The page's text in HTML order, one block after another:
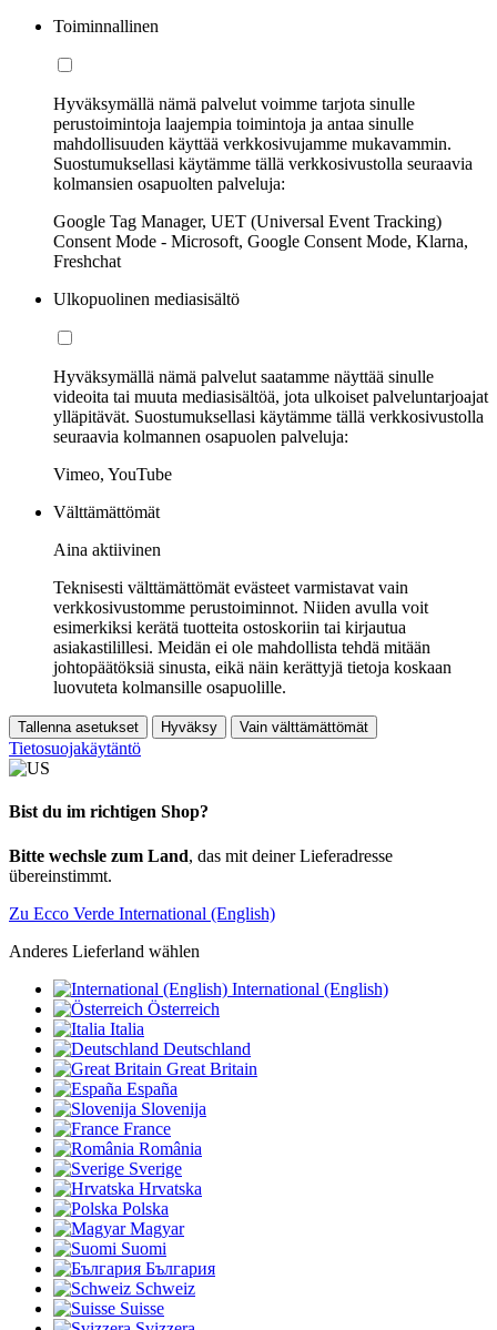
Toiminnallinen
Hyväksymällä nämä palvelut voimme tarjota sinulle
perustoimintoja laajempia toimintoja ja antaa sinulle
mahdollisuuden käyttää verkkosivujamme mukavammin.
Suostumuksellasi käytämme tällä verkkosivustolla seuraavia
kolmansien osapuolten palveluja:
Google Tag Manager, UET (Universal Event Tracking)
Consent Mode - Microsoft, Google Consent Mode, Klarna,
Freshchat
Ulkopuolinen mediasisältö
Hyväksymällä nämä palvelut saatamme näyttää sinulle
videoita tai muuta mediasisältöä, jota ulkoiset palveluntarjoajat
ylläpitävät. Suostumuksellasi käytämme tällä verkkosivustolla
seuraavia kolmannen osapuolen palveluja:
Vimeo, YouTube
Välttämättömät
Aina aktiivinen
Teknisesti välttämättömät evästeet varmistavat vain
verkkosivustomme perustoiminnot. Niiden avulla voit
esimerkiksi kerätä tuotteita ostoskoriin tai kirjautua
asiakastilillesi. Meidän ei ole mahdollista tehdä mitään
johtopäätöksiä sinusta, eikä näin kerättyjä tietoja koskaan
luovuteta kolmansille osapuolille.
Tallenna asetukset Hyväksy Vain välttämättömät
Tietosuojakäytäntö
Bist du im richtigen Shop?
Bitte wechsle zum Land, das mit deiner Lieferadresse
übereinstimmt.
Zu Ecco Verde International (English)
Anderes Lieferland wählen
International (English)
Österreich
Italia
Deutschland
Great Britain
España
Slovenija
France
România
Sverige
Hrvatska
Polska
Magyar
Suomi
България
Schweiz
Suisse